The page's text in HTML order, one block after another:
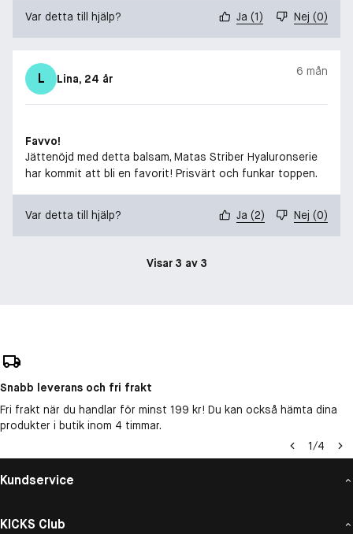
Var detta till hjälp? Ja (1) Nej (0)
L Lina, 24 år
6 mån
Favvo!
Jättenöjd med detta balsam, Matas Striber Hyaluronserie
har kommit att bli en favorit! Prisvärt och funkar toppen.
Var detta till hjälp? Ja (2) Nej (0)
Visar 3 av 3
Snabb leverans och fri frakt
Fri frakt när du handlar för minst 199 kr! Du kan också hämta dina
produkter i butik inom 4 timmar.
1/4
Kundservice
KICKS Club